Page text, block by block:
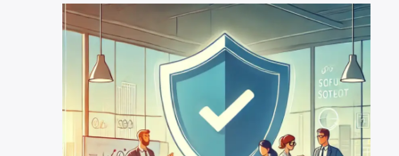
News
:
Une
prétendue
disparition
d’enfant
près
de